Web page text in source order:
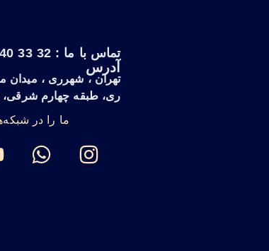
تماس با ما : 32 33 40 33 - 021
آدرس
تهران ، شهرری ، میدان
ری، طبقه چهارم شرقی،
ما را در